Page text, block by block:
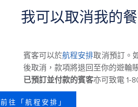
我可以取消我的
賓客可以於航程安排取消預訂。
後取消，款項將退回至你的遊輪
已預訂並付款的賓客亦可致電 1-
前往「航程安排」